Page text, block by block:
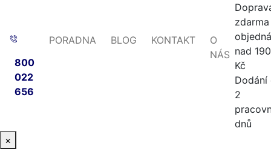
800
022
656
PORADNA BLOG KONTAKT
O
NÁS nad
Kč
Dodání
2
dnů
×